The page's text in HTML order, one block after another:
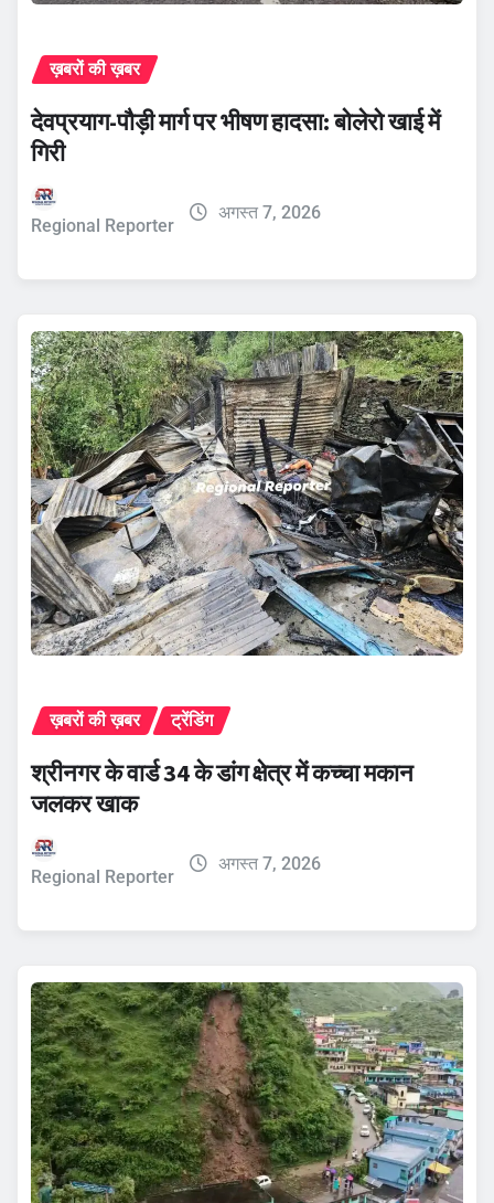
ख़बरों की ख़बर
देवप्रयाग-पौड़ी मार्ग पर भीषण हादसा: बोलेरो खाई में
गिरी
Regional Reporter
अगस्त 7, 2026
ख़बरों की ख़बर ट्रेंडिंग
श्रीनगर के वार्ड 34 के डांग क्षेत्र में कच्चा मकान
जलकर खाक
Regional Reporter
अगस्त 7, 2026